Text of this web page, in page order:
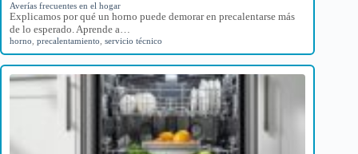
Averías frecuentes en el hogar
Explicamos por qué un horno puede demorar en precalentarse más
de lo esperado. Aprende a…
horno precalentamiento servicio técnico